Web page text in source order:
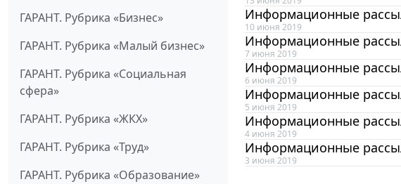
ГАРАНТ. Рубрика «Бизнес»
ГАРАНТ. Рубрика «Малый бизнес»
ГАРАНТ. Рубрика «Социальная
сфера»
ГАРАНТ. Рубрика «ЖКХ»
ГАРАНТ. Рубрика «Труд»
ГАРАНТ. Рубрика «Образование»
Информационные
10 июня 2019
Информационные
7 июня 2019
Информационные
6 июня 2019
Информационные
5 июня 2019
Информационные
4 июня 2019
Информационные
3 июня 2019